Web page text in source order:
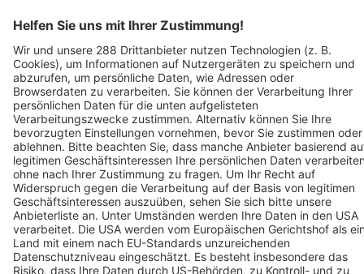
Freiburg im Breisgau Meckelhalle (Sparkasse)
Tickets ab ??,?? €
Mehr Events laden